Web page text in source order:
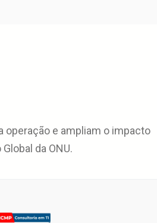
operação e ampliam o impacto
da ONU.